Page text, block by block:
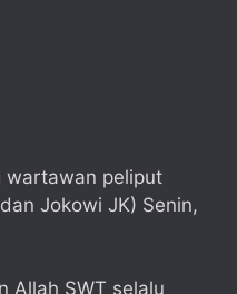
wartawan peliput
Jokowi JK) Senin,
Allah SWT selalu